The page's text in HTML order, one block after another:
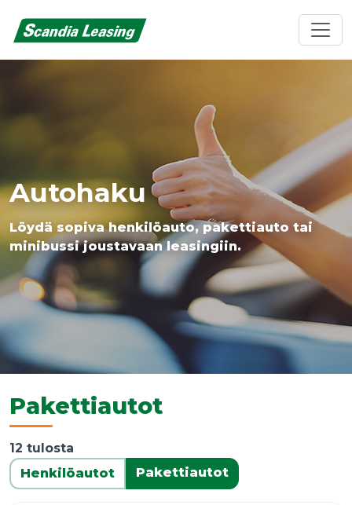
Autohaku
Löydä sopiva henkilöauto, pakettiauto tai
minibussi joustavaan leasingiin.
Pakettiautot
12 tulosta
Henkilöautot
Pakettiautot